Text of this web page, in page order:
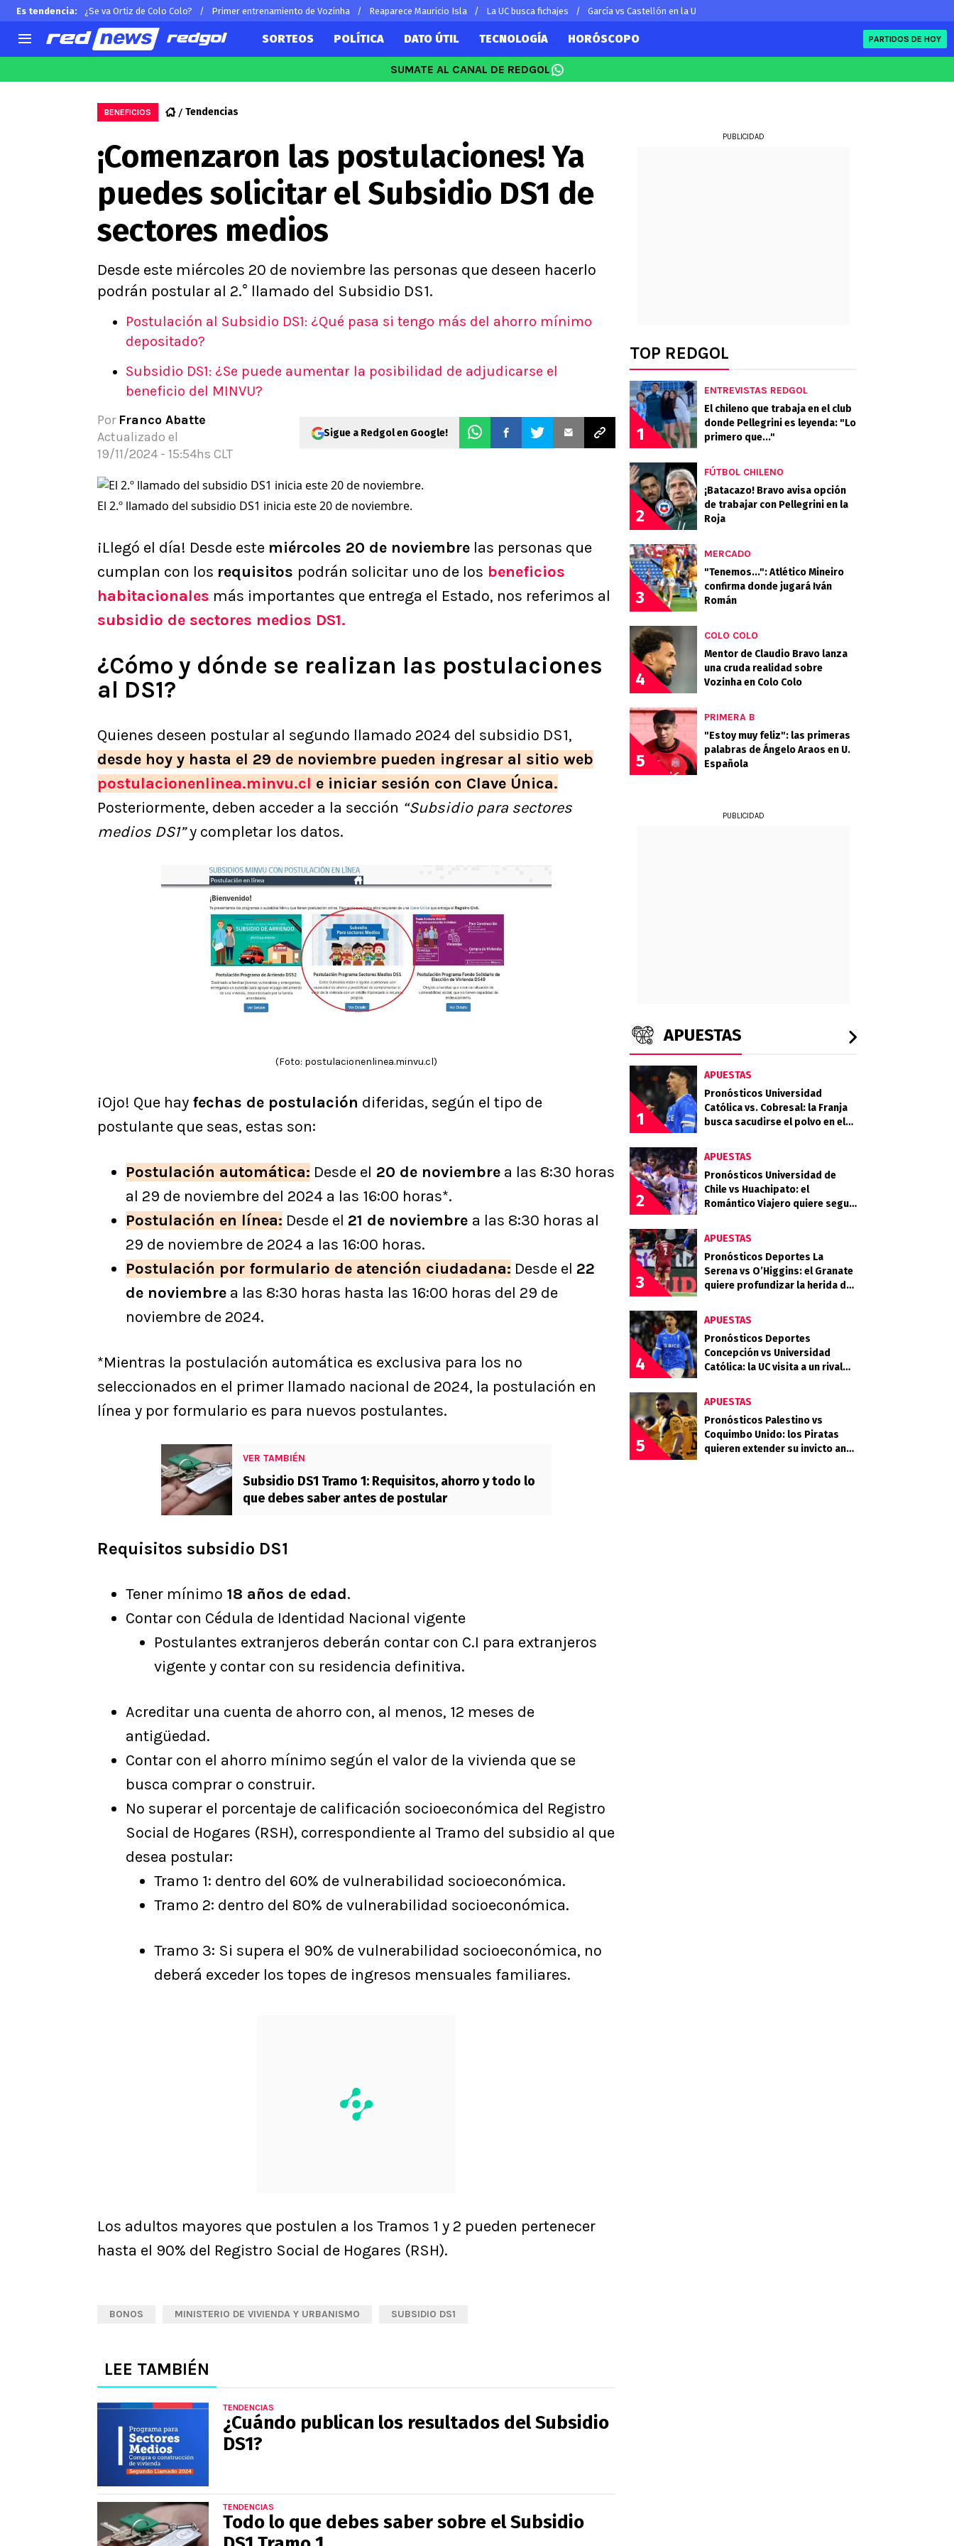
Es tendencia: ¿Se va Ortiz de Colo Colo? Primer entrenamiento de Vozinha Reaparece Mauricio Isla La UC busca fichajes García vs Castellón en la U
Selección Chilena
U de Chile
U Católica
Campeonato Nacional
Primera B
Segunda División
Copa Chile
Supercopa Chile
Campeonato Femenino
Claudio Bravo
Ben Brereton
Chilenos por el mundo
Fútbol Argentino
Fútbol Brasileño
Ligue 1
Premier League
Serie A
La Liga
Panamericanos
TIEMPO LIBRE
Dato Útil
Beneficios
Gamer
Cine
Series
Música
Freestyle
Celebrities
Apuestas
APUESTAS
Guías
Apuesta del día
SORTEOS POLÍTICA DATO ÚTIL TECNOLOGÍA HORÓSCOPO PARTIDOS DE HOY
SUMATE AL CANAL DE REDGOL
BENEFICIOS Tendencias
¡Comenzaron las postulaciones! Ya
puedes solicitar el Subsidio DS1 de
sectores medios
Desde este miércoles 20 de noviembre las personas que deseen hacerlo
podrán postular al 2.° llamado del Subsidio DS1.
Postulación al Subsidio DS1: ¿Qué pasa si tengo más del ahorro mínimo
depositado?
Subsidio DS1: ¿Se puede aumentar la posibilidad de adjudicarse el
beneficio del MINVU?
Por Franco Abatte
Actualizado el
19/11/2024 - 15:54hs CLT
Sigue a Redgol en Google!
El 2.º llamado del subsidio DS1 inicia este 20 de noviembre.
¡Llegó el día! Desde este miércoles 20 de noviembre las personas que
cumplan con los requisitos podrán solicitar uno de los beneficios
habitacionales más importantes que entrega el Estado, nos referimos al
subsidio de sectores medios DS1.
¿Cómo y dónde se realizan las postulaciones
al DS1?
Quienes deseen postular al segundo llamado 2024 del subsidio DS1,
desde hoy y hasta el 29 de noviembre pueden ingresar al sitio web
postulacionenlinea.minvu.cl e iniciar sesión con Clave Única.
Posteriormente, deben acceder a la sección “Subsidio para sectores
medios DS1”y completar los datos.
(Foto: postulacionenlinea.minvu.cl)
¡Ojo! Que hay fechas de postulación diferidas, según el tipo de
postulante que seas, estas son:
Postulación automática: Desde el 20 de noviembre a las 8:30 horas
al 29 de noviembre del 2024 a las 16:00 horas*.
Postulación en línea: Desde el 21 de noviembre a las 8:30 horas al
29 de noviembre de 2024 a las 16:00 horas.
Postulación por formulario de atención ciudadana: Desde el 22
de noviembre a las 8:30 horas hasta las 16:00 horas del 29 de
noviembre de 2024.
*Mientras la postulación automática es exclusiva para los no
seleccionados en el primer llamado nacional de 2024, la postulación en
línea y por formulario es para nuevos postulantes.
VER TAMBIÉN
Subsidio DS1 Tramo 1: Requisitos, ahorro y todo lo
que debes saber antes de postular
Requisitos subsidio DS1
Tener mínimo 18 años de edad.
Contar con Cédula de Identidad Nacional vigente
Postulantes extranjeros deberán contar con C.I para extranjeros
vigente y contar con su residencia definitiva.
Acreditar una cuenta de ahorro con, al menos, 12 meses de
antigüedad.
Contar con el ahorro mínimo según el valor de la vivienda que se
busca comprar o construir.
No superar el porcentaje de calificación socioeconómica del Registro
Social de Hogares (RSH), correspondiente al Tramo del subsidio al que
desea postular:
Tramo 1: dentro del 60% de vulnerabilidad socioeconómica.
Tramo 2: dentro del 80% de vulnerabilidad socioeconómica.
Tramo 3: Si supera el 90% de vulnerabilidad socioeconómica, no
deberá exceder los topes de ingresos mensuales familiares.
Los adultos mayores que postulen a los Tramos 1 y 2 pueden pertenecer
hasta el 90% del Registro Social de Hogares (RSH).
BONOS MINISTERIO DE VIVIENDA Y URBANISMO SUBSIDIO DS1
LEE TAMBIÉN
TENDENCIAS
¿Cuándo publican los resultados del Subsidio
DS1?
TENDENCIAS
Todo lo que debes saber sobre el Subsidio
PUBLICIDAD
TOP REDGOL
1
ENTREVISTAS REDGOL
El chileno que trabaja en el club
donde Pellegrini es leyenda: "Lo
primero que..."
2
FÚTBOL CHILENO
¡Batacazo! Bravo avisa opción
de trabajar con Pellegrini en la
Roja
3
MERCADO
"Tenemos...": Atlético Mineiro
confirma donde jugará Iván
Román
4
COLO COLO
Mentor de Claudio Bravo lanza
una cruda realidad sobre
Vozinha en Colo Colo
5
PRIMERA B
"Estoy muy feliz": las primeras
palabras de Ángelo Araos en U.
Española
PUBLICIDAD
APUESTAS
1
APUESTAS
Pronósticos Universidad
Católica vs. Cobresal: la Franja
busca sacudirse el polvo en el
2
APUESTAS
Pronósticos Universidad de
Chile vs Huachipato: el
Romántico Viajero quiere seguir
3
APUESTAS
Pronósticos Deportes La
Serena vs O’Higgins: el Granate
quiere profundizar la herida del
4
APUESTAS
Pronósticos Deportes
Concepción vs Universidad
Católica: la UC visita a un rival
5
APUESTAS
Pronósticos Palestino vs
Coquimbo Unido: los Piratas
quieren extender su invicto ante